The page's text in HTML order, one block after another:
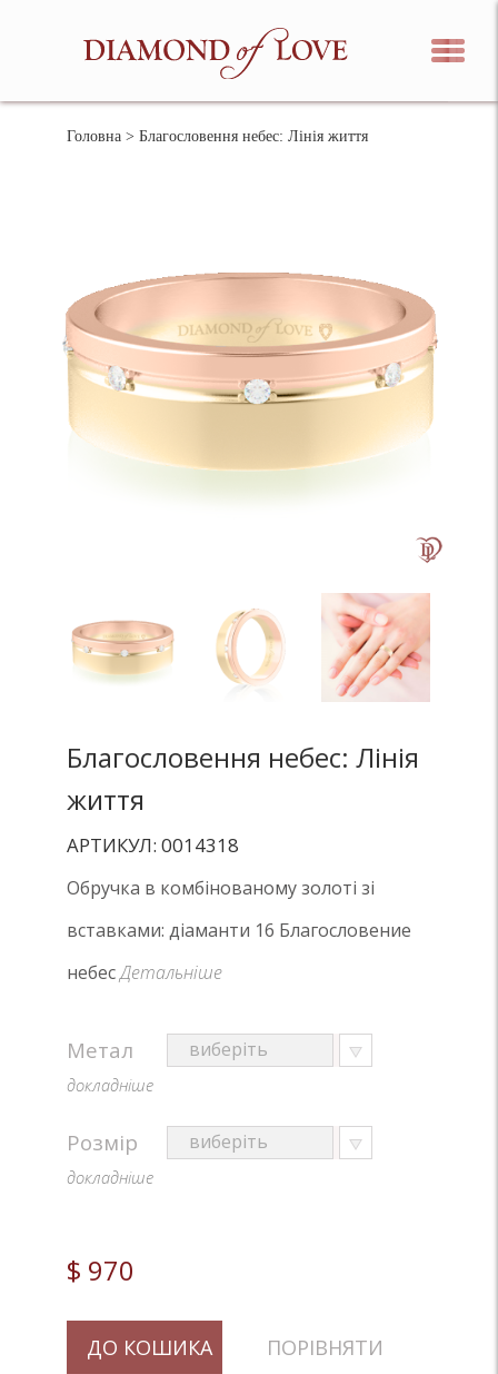
Головна > Благословення небес: Лінія життя
Благословення небес: Лінія
життя
АРТИКУЛ: 0014318
Обручка в комбінованому золоті зі
вставками: діаманти 16 Благословение
небесДетальніше
Метал
докладніше
Розмір
докладніше
$ 970
ДО КОШИКА ПОРІВНЯТИ